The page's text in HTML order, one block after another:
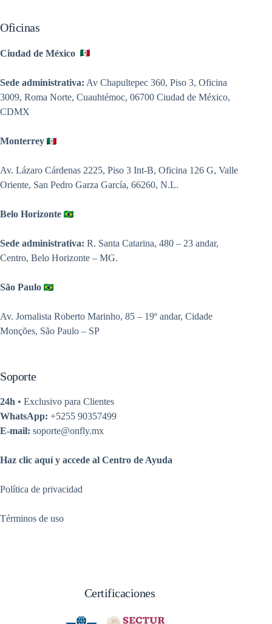
Oficinas
Ciudad de México
Sede administrativa: Av Chapultepec 360, Piso 3, Oficina
3009, Roma Norte, Cuauhtémoc, 06700 Ciudad de México,
CDMX
Monterrey
Av. Lázaro Cárdenas 2225, Piso 3 Int-B, Oficina 126 G, Valle
Oriente, San Pedro Garza García, 66260, N.L.
Belo Horizonte
Sede administrativa: R. Santa Catarina, 480 – 23 andar,
Centro, Belo Horizonte – MG.
São Paulo
Av. Jornalista Roberto Marinho, 85 – 19º andar, Cidade
Monções, São Paulo – SP
Soporte
24h • Exclusivo para Clientes
WhatsApp: +5255 90357499
E-mail: soporte@onfly.mx
Haz clic aquí y accede al Centro de Ayuda
Política de privacidad
Términos de uso
Certificaciones